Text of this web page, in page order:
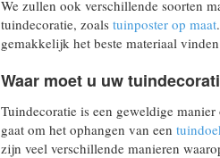
We zullen ook verschillende soorten
tuindecoratie, zoals tuinposter op maat
gemakkelijk het beste materiaal
Waar moet u uw
Tuindecoratie is een geweldige
gaat om het ophangen van een
zijn veel verschillende manieren